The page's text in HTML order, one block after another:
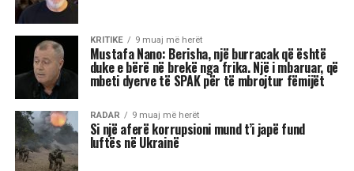
jetës. Me Diellin që ka hyrë në shenjën e
Peshores dhe Marsin që po futet në Akrep,
universi na fton të kërkojmë ekuilibër, të
rigjejmë veten dhe të marrim vendime që do të
na ndikojnë për muaj me radhë.
“Është ekuinoksi i vjeshtës, dita barazohet me
natën dhe na fton në reflektim”, tha Shehu, duke